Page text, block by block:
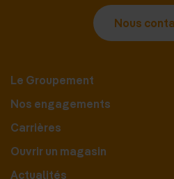
Nous
Le Groupement
Nos engagements
Carrières
Ouvrir un magasin
Actualités